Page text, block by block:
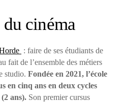
cinéma
: faire de ses étudiants de
fait de l’ensemble des métiers
studio. Fondée en 2021, l’école
en cinq ans en deux cycles
ans). Son premier cursus